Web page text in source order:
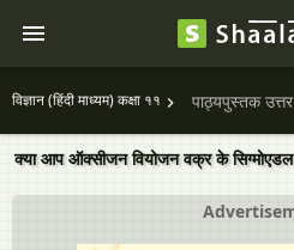
विज्ञान (हिंदी माध्यम) कक्षा ११ पाठ्यपुस्तक उत्तर
क्या आप ऑक्सीजन वियोजन वक्र के